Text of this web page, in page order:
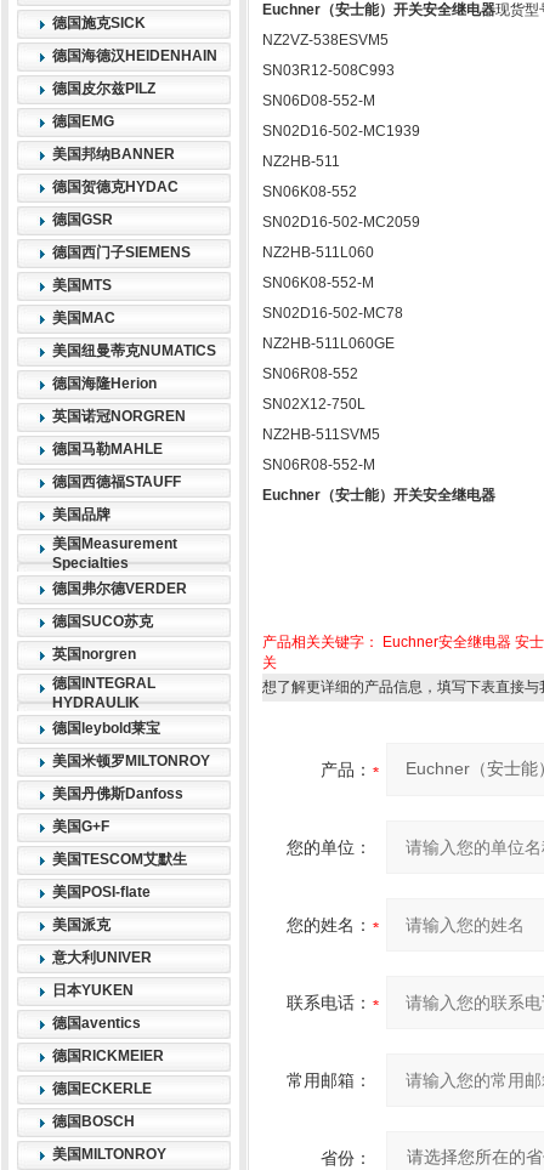
德国施克SICK
德国海德汉HEIDENHAIN
德国皮尔兹PILZ
德国EMG
美国邦纳BANNER
德国贺德克HYDAC
德国GSR
德国西门子SIEMENS
美国MTS
美国MAC
美国纽曼蒂克NUMATICS
德国海隆Herion
英国诺冠NORGREN
德国马勒MAHLE
德国西德福STAUFF
美国品牌
美国Measurement
Specialties
德国弗尔德VERDER
德国SUCO苏克
英国norgren
德国INTEGRAL
HYDRAULIK
德国leybold莱宝
美国米顿罗MILTONROY
美国丹佛斯Danfoss
美国G+F
美国TESCOM艾默生
美国POSI-flate
美国派克
意大利UNIVER
日本YUKEN
德国aventics
德国RICKMEIER
德国ECKERLE
德国BOSCH
美国MILTONROY
Euchner（安士能）开关安全继电器现货型
NZ2VZ-538ESVM5
SN03R12-508C993
SN06D08-552-M
SN02D16-502-MC1939
NZ2HB-511
SN06K08-552
SN02D16-502-MC2059
NZ2HB-511L060
SN06K08-552-M
SN02D16-502-MC78
NZ2HB-511L060GE
SN06R08-552
SN02X12-750L
NZ2HB-511SVM5
SN06R08-552-M
Euchner（安士能）开关安全继电器
产品相关关键字： Euchner安全继电器 安
关
想了解更详细的产品信息，填写下表直接与
产品：
您的单位：
您的姓名：
联系电话：
常用邮箱：
省份：